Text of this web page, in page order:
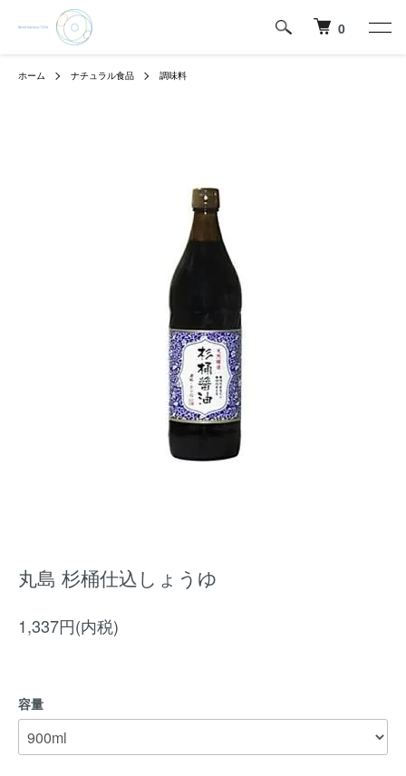
0
ホーム ナチュラル食品 調味料
丸島 杉桶仕込しょうゆ
1,337円(内税)
容量